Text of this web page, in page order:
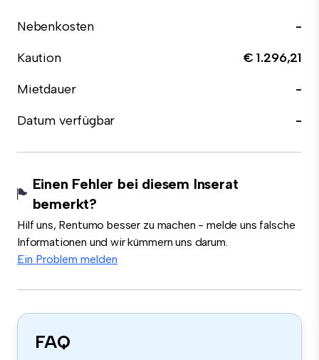
Nebenkosten
-
Kaution
€ 1.296,21
Mietdauer
-
Datum verfügbar
-
Einen Fehler bei diesem Inserat
bemerkt?
Hilf uns, Rentumo besser zu machen - melde uns falsche
Informationen und wir kümmern uns darum.
Ein Problem melden
FAQ